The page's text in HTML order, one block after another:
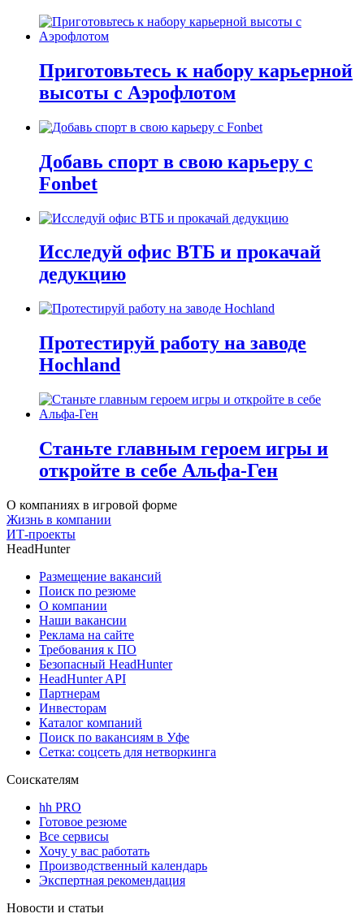
Приготовьтесь к набору карьерной
высоты с Аэрофлотом
Добавь спорт в свою карьеру с
Fonbet
Исследуй офис ВТБ и прокачай
дедукцию
Протестируй работу на заводе
Hochland
Станьте главным героем игры и
откройте в себе Альфа-Ген
О компаниях в игровой форме
Жизнь в компании
ИТ-проекты
HeadHunter
Размещение вакансий
Поиск по резюме
О компании
Наши вакансии
Реклама на сайте
Требования к ПО
Безопасный HeadHunter
HeadHunter API
Партнерам
Инвесторам
Каталог компаний
Поиск по вакансиям в Уфе
Сетка: соцсеть для нетворкинга
Соискателям
hh PRO
Готовое резюме
Все сервисы
Хочу у вас работать
Производственный календарь
Экспертная рекомендация
Новости и статьи